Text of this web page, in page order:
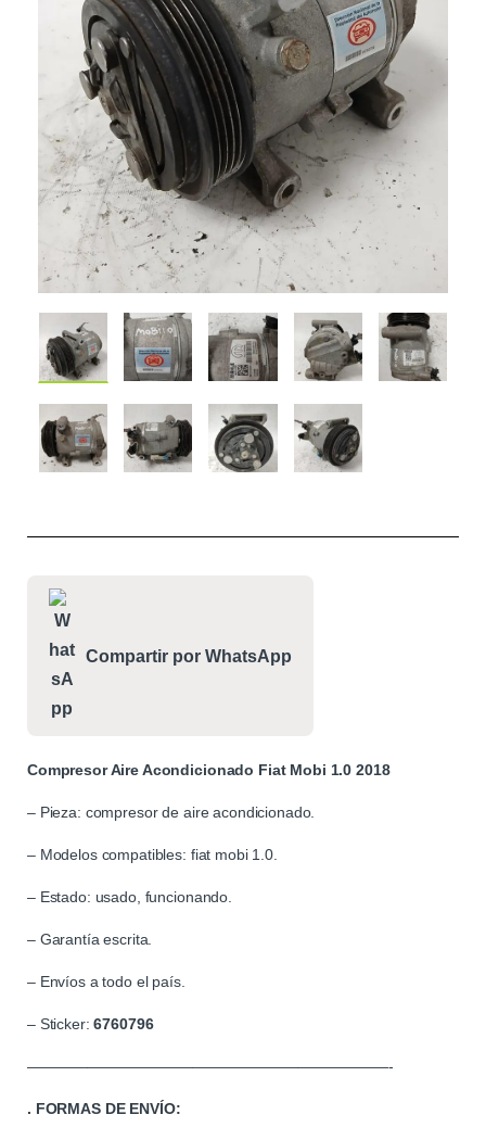
Compartir por WhatsApp
Compresor Aire Acondicionado Fiat Mobi 1.0 2018
– Pieza: compresor de aire acondicionado.
– Modelos compatibles: fiat mobi 1.0.
– Estado: usado, funcionando.
– Garantía escrita.
– Envíos a todo el país.
– Sticker: 6760796
————————————————————————-
. FORMAS DE ENVÍO: